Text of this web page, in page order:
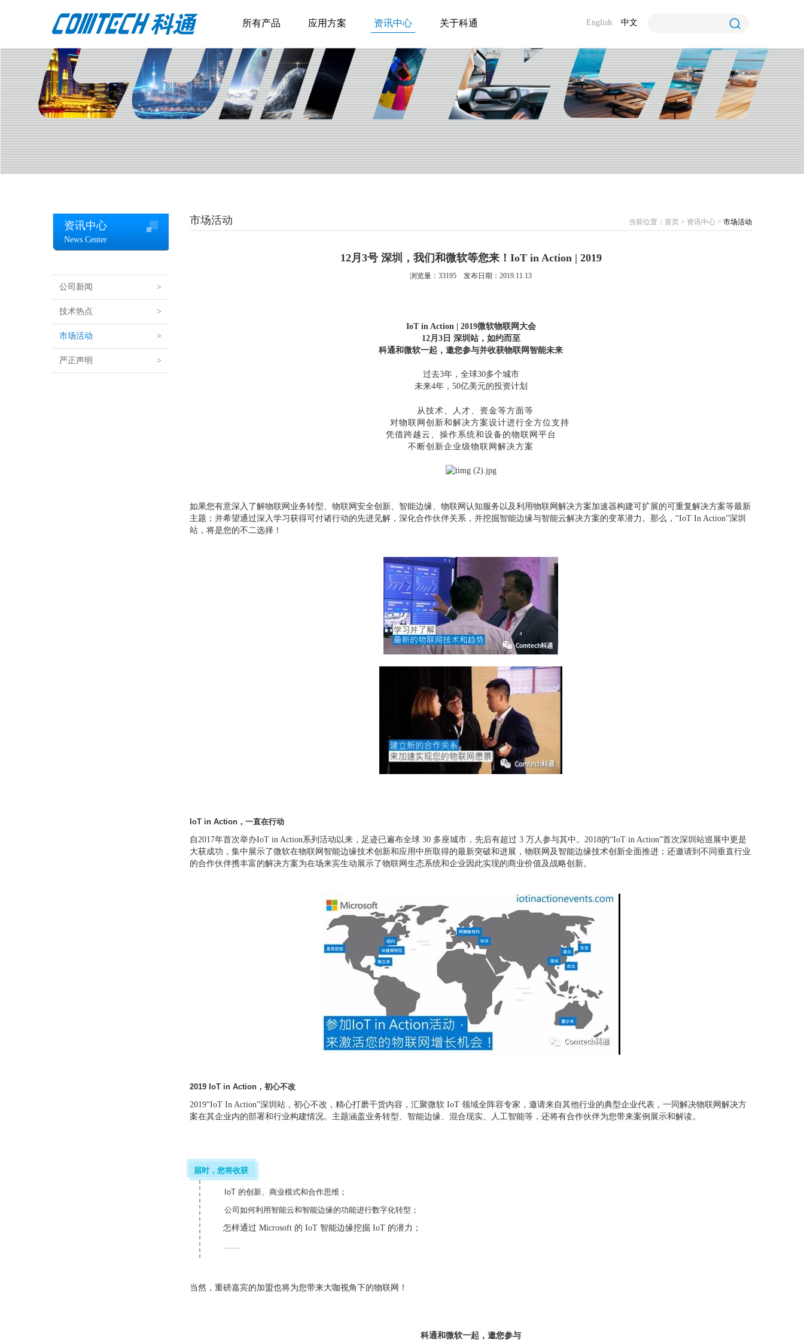
所有产品 应用方案 资讯中心 关于科通 English 中文
资讯中心
News Center
公司新闻 >
技术热点 >
市场活动 >
严正声明 >
市场活动 当前位置： 首页 > 资讯中心 > 市场活动
12月3号 深圳，我们和微软等您来！IoT in Action | 2019
浏览量： 33195 发布日期：2019.11.13
IoT in Action | 2019微软物联网大会
12月3日 深圳站，如约而至
科通和微软一起，邀您参与并收获物联网智能未来
过去3年，全球30多个城市
未来4年，50亿美元的投资计划
从技术 、人才、资金等方面等
对物联网创新和解决方案设计进行全方位支持
凭借跨越云、操作系统和设备的物联网平台
不断创新企业级物联网解决方案
如果您有意深入了解物联网业务转型、物联网安全创新、智能边缘、物联网认知服务以及利用物联网解决方案加速器构建可扩展的可重复解决方案等最新
主题；并希望通过深入学习获得可付诸行动的先进见解，深化合作伙伴关系，并挖掘智能边缘与智能云解决方案的变革潜力。那么，“IoT In Action”深圳
站，将是您的不二选择！
IoT in Action ，一直在行动
自2017年首次举办IoT in Action系列活动以来，足迹已遍布全球 30 多座城市，先后有超过 3 万人参与其中。2018的“IoT in Action”首次深圳站巡展中更是
大获成功，集中展示了微软在物联网智能边缘技术创新和应用中所取得的最新突破和进展，物联网及智能边缘技术创新全面推进；还邀请到不同垂直行业
的合作伙伴携丰富的解决方案为在场来宾生动展示了物联网生态系统和企业因此实现的商业价值及战略创新。
2019 IoT in Action ，初心不改
2019“IoT In Action”深圳站，初心不改，精心打磨干货内容，汇聚微软 IoT 领域全阵容专家，邀请来自其他行业的典型企业代表，一同解决物联网解决方
案在其企业内的部署和行业构建情况。主题涵盖业务转型、智能边缘、混合现实、人工智能等，还将有合作伙伴为您带来案例展示和解读。
届时，您将收获
IoT 的创新、商业模式和合作思维；
公司如何利用智能云和智能边缘的功能进行数字化转型；
怎样通过 Microsoft 的 IoT 智能边缘挖掘 IoT 的潜力；
……
当然，重磅嘉宾的加盟也将为您带来大咖视角下的物联网！
科通和微软一起，邀您参与